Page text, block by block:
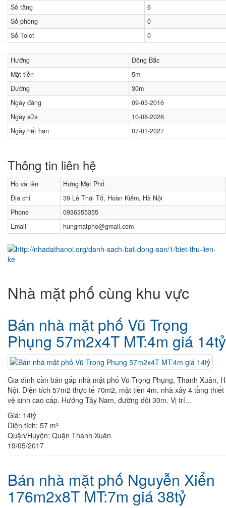
Số tầng
6
Số phòng
0
Số Tolet
0
Hướng
Đông Bắc
Mặt tiền
5m
Đường
30m
Ngày đăng
09-03-2016
Ngày sửa
10-08-2026
Ngày hết hạn
07-01-2027
Thông tin liên hệ
Họ và tên
Hưng Mặt Phố
Địa chỉ
39 Lê Thái Tổ, Hoàn Kiếm, Hà Nội
Phone
0936355355
Email
hungmatpho@gmail.com
Nhà mặt phố cùng khu vực
Bán nhà mặt phố Vũ Trọng
Phụng 57m2x4T MT:4m giá 14tỷ
Gia đình cần bán gấp nhà mặt phố Vũ Trọng Phụng, Thanh Xuân,
Nội. Diện tích 57m2 thực tế 70m2, mặt tiền 4m, nhà xây 4 tầng thiết
vệ sinh cao cấp. Hướng Tây Nam, đường đôi 30m. Vị trí...
Giá: 14tỷ
Diện tích: 57 m²
Quận/Huyện: Quận Thanh Xuân
19/05/2017
Bán nhà mặt phố Nguyễn Xiển
176m2x8T MT:7m giá 38tỷ